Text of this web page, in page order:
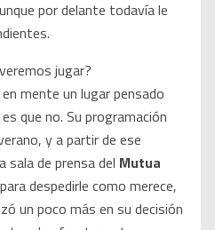
por delante todavía le
jugar?
en mente un lugar pensado
que no. Su programación
y a partir de ese
sala de prensa del Mutua
despedirle como merece,
un poco más en su decisión